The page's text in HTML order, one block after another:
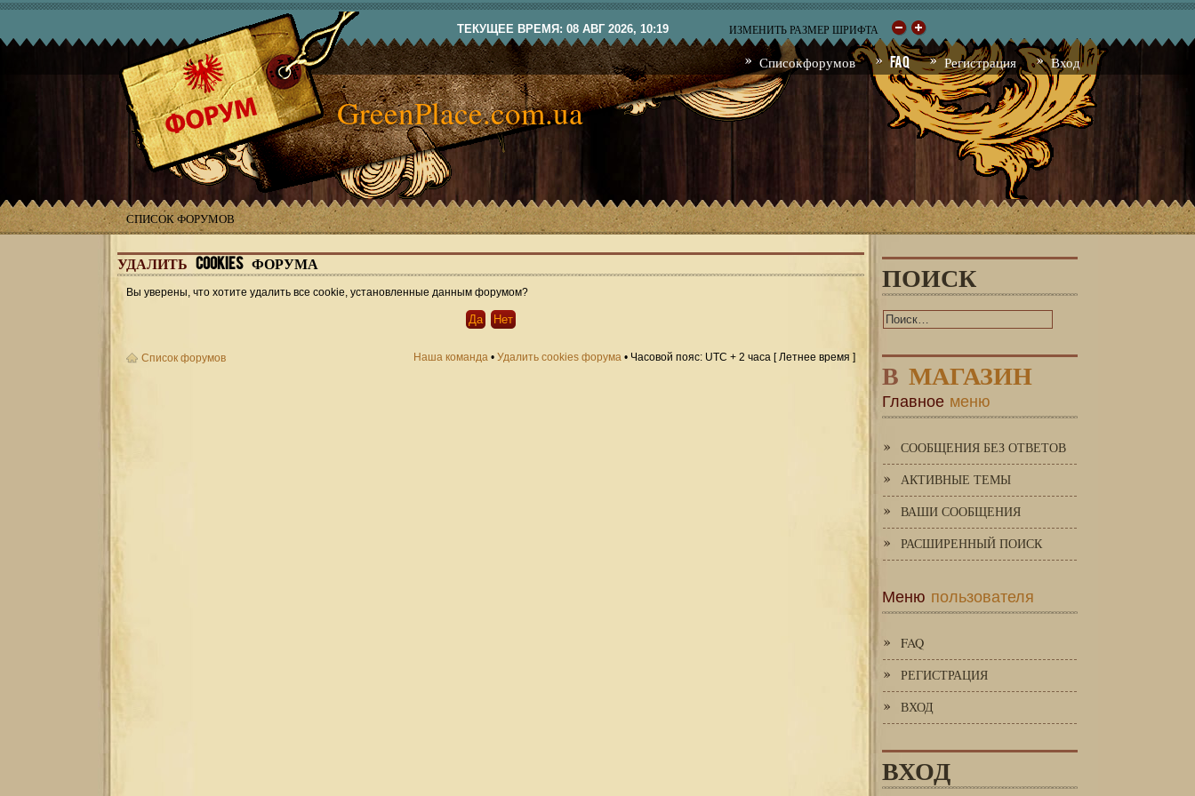
ТЕКУЩЕЕ ВРЕМЯ: 08 АВГ 2026, 10:19 ИЗМЕНИТЬ РАЗМЕР ШРИФТА
Список форумов FAQ Регистрация Вход
GreenPlace.com.ua
СПИСОК ФОРУМОВ
УДАЛИТЬ COOKIES ФОРУМА
Вы уверены, что хотите удалить все cookie, установленные данным форумом?
Список форумов Наша команда • Удалить cookies форума • Часовой пояс: UTC + 2 часа [ Летнее время ]
ПОИСК
В МАГАЗИН
Главное меню
СООБЩЕНИЯ БЕЗ ОТВЕТОВ
АКТИВНЫЕ ТЕМЫ
ВАШИ СООБЩЕНИЯ
РАСШИРЕННЫЙ ПОИСК
Меню пользователя
FAQ
РЕГИСТРАЦИЯ
ВХОД
ВХОД